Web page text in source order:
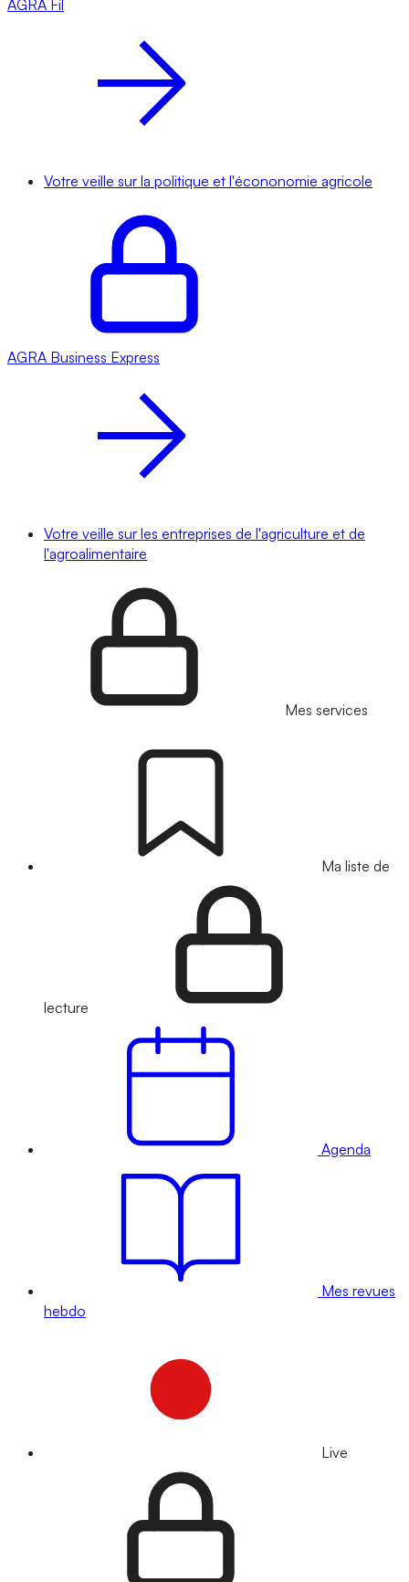
AGRA Fil
Votre veille sur la politique et l'écononomie agricole
AGRA Business Express
Votre veille sur les entreprises de l'agriculture et de
l'agroalimentaire
Mes services
Ma liste de
lecture
Agenda
Mes revues
hebdo
Live